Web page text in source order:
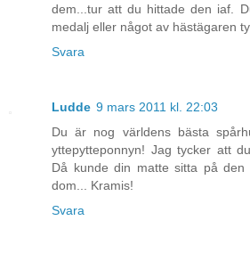
dem...tur att du hittade den iaf.
medalj eller något av hästägaren
Svara
Ludde 9 mars 2011 kl. 22:03
Du är nog världens bästa
yttepytteponnyn! Jag tycker att
Då kunde din matte sitta på
dom... Kramis!
Svara